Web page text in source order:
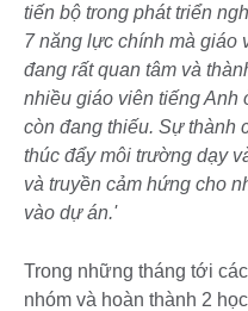
tiến bộ trong phát triển
7 năng lực chính mà giáo
đang rất quan tâm và
nhiều giáo viên tiếng Anh
còn đang thiếu. Sự thành
thúc đẩy môi trường dạy
và truyền cảm hứng cho
vào dự án.'
Trong những tháng tới
nhóm và hoàn thành 2